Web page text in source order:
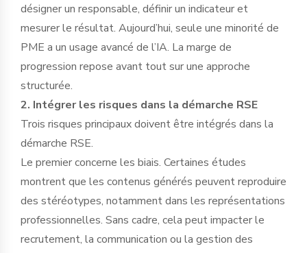
désigner un responsable, définir un indicateur et
mesurer le résultat. Aujourd’hui, seule une minorité de
PME a un usage avancé de l’IA. La marge de
progression repose avant tout sur une approche
structurée.
2. Intégrer les risques dans la démarche RSE
Trois risques principaux doivent être intégrés dans la
démarche RSE.
Le premier concerne les biais. Certaines études
montrent que les contenus générés peuvent reproduire
des stéréotypes, notamment dans les représentations
professionnelles. Sans cadre, cela peut impacter le
recrutement, la communication ou la gestion des